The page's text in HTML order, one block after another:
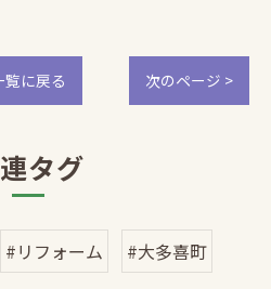
覧に戻る 次のページ >
タグ
#リフォーム #大多喜町